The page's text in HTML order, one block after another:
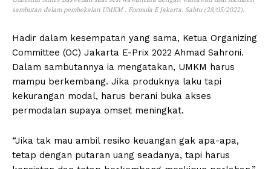
sambutan dalam pembekalan UMKM . Formula E Jakarta. Sabtu (28/05/2022).
Hadir dalam kesempatan yang sama, Ketua Organizing
Committee (OC) Jakarta E-Prix 2022 Ahmad Sahroni.
Dalam sambutannya ia mengatakan, UMKM harus
mampu berkembang. Jika produknya laku tapi
kekurangan modal, harus berani buka akses
permodalan supaya omset meningkat.
“Jika tak mau ambil resiko keuangan gak apa-apa,
tetap dengan putaran uang seadanya, tapi harus